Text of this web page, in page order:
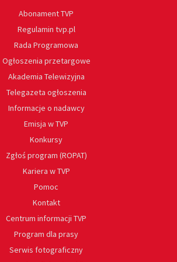
Abonament TVP
Regulamin tvp.pl
Rada Programowa
Ogłoszenia przetargowe
Akademia Telewizyjna
Telegazeta ogłoszenia
Informacje o nadawcy
Emisja w TVP
Konkursy
Zgłoś program (ROPAT)
Kariera w TVP
Pomoc
Kontakt
Centrum informacji TVP
Program dla prasy
Serwis fotograficzny